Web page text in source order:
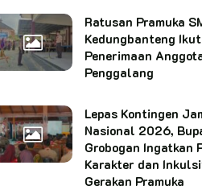
Ratusan Pramuka
Kedungbanteng
Penerimaan
Penggalang
Lepas Kontingen
Nasional 2026,
Grobogan Ingatkan
Karakter dan
Gerakan Pramuka